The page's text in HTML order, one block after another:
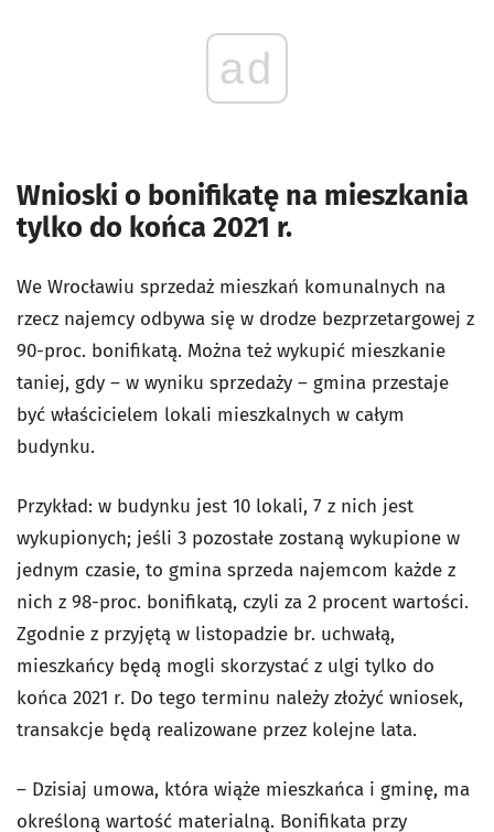
ad
Wnioski o bonifikatę na mieszkania
tylko do końca 2021 r.
We Wrocławiu sprzedaż mieszkań komunalnych na
rzecz najemcy odbywa się w drodze bezprzetargowej z
90-proc. bonifikatą. Można też wykupić mieszkanie
taniej, gdy – w wyniku sprzedaży – gmina przestaje
być właścicielem lokali mieszkalnych w całym
budynku.
Przykład: w budynku jest 10 lokali, 7 z nich jest
wykupionych; jeśli 3 pozostałe zostaną wykupione w
jednym czasie, to gmina sprzeda najemcom każde z
nich z 98-proc. bonifikatą, czyli za 2 procent wartości.
Zgodnie z przyjętą w listopadzie br. uchwałą,
mieszkańcy będą mogli skorzystać z ulgi tylko do
końca 2021 r. Do tego terminu należy złożyć wniosek,
transakcje będą realizowane przez kolejne lata.
– Dzisiaj umowa, która wiąże mieszkańca i gminę, ma
określoną wartość materialną. Bonifikata przy